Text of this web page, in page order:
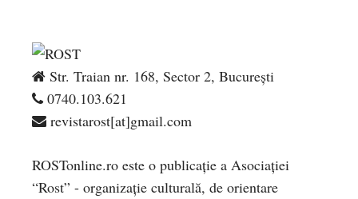
Str. Traian nr. 168, Sector 2, București
0740.103.621
revistarost[at]gmail.com
ROSTonline.ro este o publicaţie a Asociaţiei
“Rost” - organizaţie culturală, de orientare